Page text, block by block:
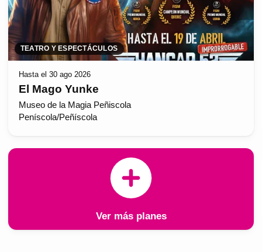
TEATRO Y ESPECTÁCULOS
Hasta el 30 ago 2026
El Mago Yunke
Museo de la Magia Peñiscola
Peníscola/Peñíscola
Ver más planes